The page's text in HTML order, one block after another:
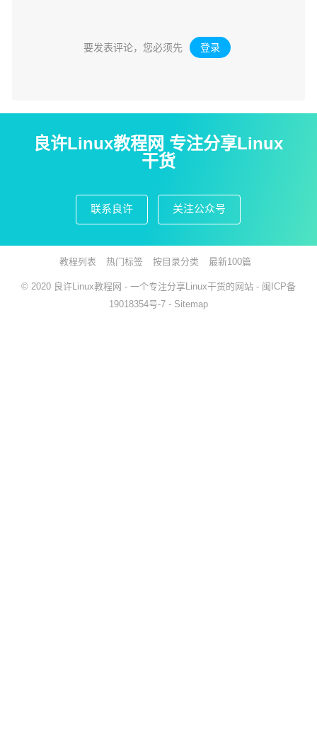
要发表评论，您必须先 登录 。
良许Linux教程网 专注分享Linux
干货
联系良许 关注公众号
教程列表 热门标签 按目录分类 最新100篇
© 2020 良许Linux教程网 - 一个专注分享Linux干货的网站 - 闽ICP备
19018354号-7 - Sitemap